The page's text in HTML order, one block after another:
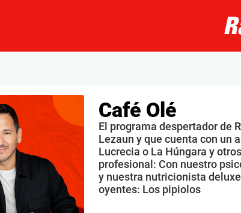
Café Olé
El programa despertador de
Lezaun y que cuenta con un
Lucrecia o La Húngara y
profesional: Con nuestro
y nuestra nutricionista
oyentes: Los pipiolos